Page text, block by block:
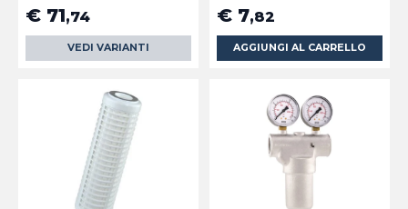
€ 71,74
VEDI VARIANTI
€ 7,82
AGGIUNGI AL CARRELLO